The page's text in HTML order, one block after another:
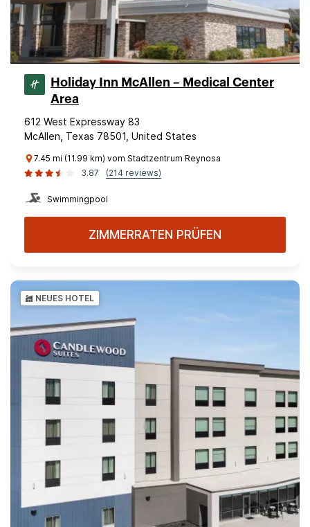
Holiday Inn McAllen – Medical Center
Area
612 West Expressway 83
McAllen, Texas 78501, United States
7.45 mi (11.99 km) vom Stadtzentrum Reynosa
3.87
(214 reviews)
Swimmingpool
ZIMMERRATEN PRÜFEN
NEUES HOTEL